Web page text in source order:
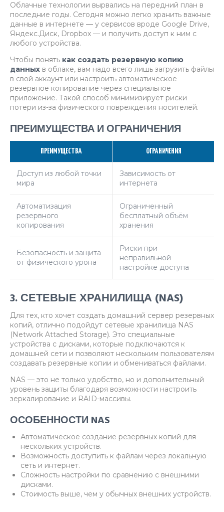
Облачные технологии вырвались на передний план в
последние годы. Сегодня можно легко хранить важные
данные в интернете — у сервисов вроде Google Drive,
Яндекс.Диск, Dropbox — и получить доступ к ним с
любого устройства.
Чтобы понять как создать резервную копию
данных в облаке, вам надо всего лишь загрузить файлы
в свой аккаунт или настроить автоматическое
резервное копирование через специальное
приложение. Такой способ минимизирует риски
потери из-за физического повреждения носителей.
ПРЕИМУЩЕСТВА И ОГРАНИЧЕНИЯ
ПРЕИМУЩЕСТВА ОГРАНИЧЕНИЯ
Доступ из любой точки
мира
Зависимость от
интернета
Автоматизация
резервного
копирования
Ограниченный
бесплатный объём
хранения
Безопасность и защита
от физического урона
Риски при
неправильной
настройке доступа
3. СЕТЕВЫЕ ХРАНИЛИЩА (NAS)
Для тех, кто хочет создать домашний сервер резервных
копий, отлично подойдут сетевые хранилища NAS
(Network Attached Storage). Это специальные
устройства с дисками, которые подключаются к
домашней сети и позволяют нескольким пользователям
создавать резервные копии и обмениваться файлами.
NAS — это не только удобство, но и дополнительный
уровень защиты благодаря возможности настроить
зеркалирование и RAID-массивы.
ОСОБЕННОСТИ NAS
Автоматическое создание резервных копий для
нескольких устройств.
Возможность доступить к файлам через локальную
сеть и интернет.
Сложность настройки по сравнению с внешними
дисками.
Стоимость выше, чем у обычных внешних устройств.